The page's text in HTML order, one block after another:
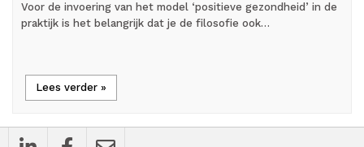
Voor de invoering van het model ‘positieve gezondheid’ in de
praktijk is het belangrijk dat je de filosofie ook…
Lees verder »